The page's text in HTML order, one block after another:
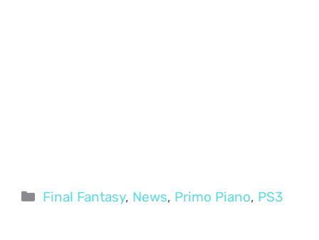
Categorie
Final Fantasy, News, Primo Piano, PS3